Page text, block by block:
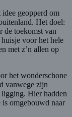
geopperd om
Het doel:
de toekomst van
voor het hele
met z’n allen op
het wonderschone
vanwege zijn
Hier hadden
omgebouwd naar